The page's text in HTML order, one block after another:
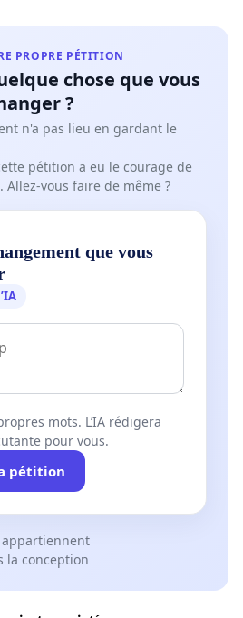
PROPRE PÉTITION
chose que vous
?
n'a pas lieu en gardant le
pétition a eu le courage de
Allez-vous faire de même ?
que vous
mots. L’IA rédigera
pour vous.
pétition
appartiennent
la conception